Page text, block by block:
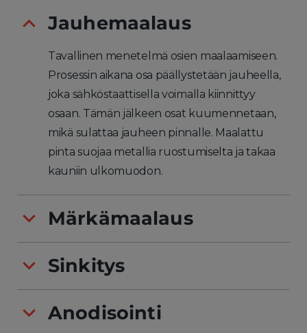
Jauhemaalaus
Tavallinen menetelmä osien maalaamiseen.
Prosessin aikana osa päällystetään jauheella,
joka sähköstaattisella voimalla kiinnittyy
osaan. Tämän jälkeen osat kuumennetaan,
mikä sulattaa jauheen pinnalle. Maalattu
pinta suojaa metallia ruostumiselta ja takaa
kauniin ulkomuodon.
Märkämaalaus
Sinkitys
Anodisointi